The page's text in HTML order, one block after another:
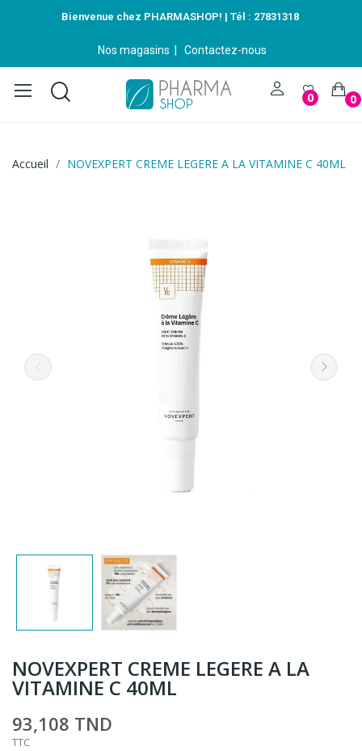
Bienvenue chez PHARMASHOP! | Tél : 27831318
Nos magasins Contactez-nous
0 0
Accueil NOVEXPERT CREME LEGERE A LA VITAMINE C 40ML
NOVEXPERT CREME LEGERE A LA
VITAMINE C 40ML
93,108 TND
TTC